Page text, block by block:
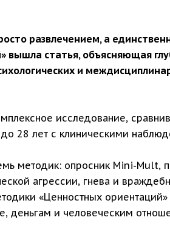
развлечением, а
статья, объясняющая
и
исследование,
28 лет с клиническими
методик: опросник Mini-Mult,
агрессии, гнева и
«Ценностных
деньгам и человеческим